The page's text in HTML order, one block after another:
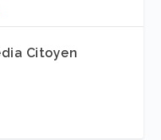
Citoyen